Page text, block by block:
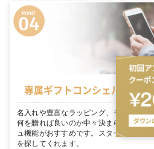
専属ギフトコンシェルジュ
名入れや豊富なラッピング、そのまま渡
何を贈れば良いのか中々決まらない… そ
ュ機能がおすすめです。スタッフがあな
を探してくれます。